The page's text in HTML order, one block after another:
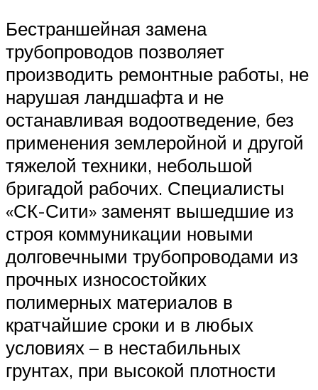
Бестраншейная замена
трубопроводов позволяет
производить ремонтные работы, не
нарушая ландшафта и не
останавливая водоотведение, без
применения землеройной и другой
тяжелой техники, небольшой
бригадой рабочих. Специалисты
«СК-Сити» заменят вышедшие из
строя коммуникации новыми
долговечными трубопроводами из
прочных износостойких
полимерных материалов в
кратчайшие сроки и в любых
условиях – в нестабильных
грунтах, при высокой плотности